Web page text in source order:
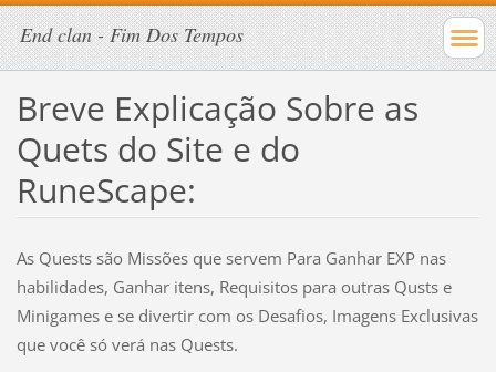
End clan - Fim Dos Tempos
Breve Explicação Sobre as
Quets do Site e do
RuneScape:
As Quests são Missões que servem Para Ganhar EXP nas
habilidades, Ganhar itens, Requisitos para outras Qusts e
Minigames e se divertir com os Desafios, Imagens Exclusivas
que você só verá nas Quests.